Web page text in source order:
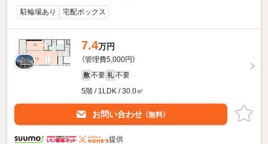
駐輪場あり
宅配ボックス
7.4万円
（管理費5,000円）
敷 不要 礼 不要
5階 / 1LDK / 30.0㎡
お問い合わせ （無料）
提供